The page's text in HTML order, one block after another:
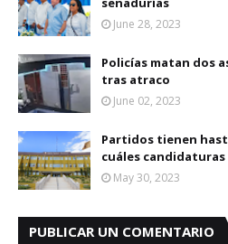
June 28, 2023
Policías matan dos
tras atraco
June 02, 2023
Partidos tienen
cuáles
May 30, 2023
PUBLICAR UN COMENTARIO